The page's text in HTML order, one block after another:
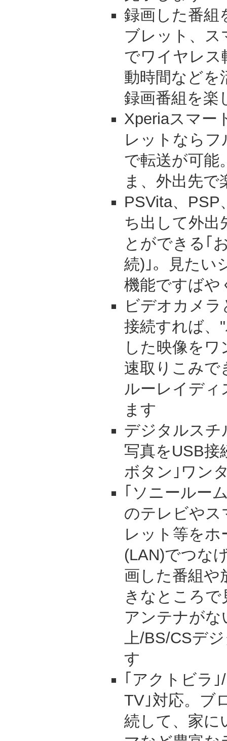
録画した番組
ブレット、ス
でワイヤレス
動時間などを
録画番組を楽
Xperiaスマー
レットなら
で転送が可能
ま、外出先で
PSVita、PSP
ち出して外出
とができる｢
続)｣。見たい
機能ですばや
ビデオカメ
接続すれば、
した映像を
速取りこみで
ルーレイデ
ます
デジタルスチ
写真をUSB接
ボタン｣ワン
｢ソニールー
のテレビやス
レット等を
(LAN)でつな
画した番組や
きなところ
アンテナがな
上/BS/CSデ
す
｢アクトビラ｣
TV｣対応。ブ
続して、家に